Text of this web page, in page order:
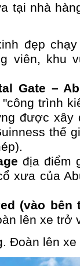
tại nhà
đẹp
viên, khu
Gate –
trình
được xây
thế
địa điểm
xưa của
(vào bên
lên xe trở
Đoàn lên